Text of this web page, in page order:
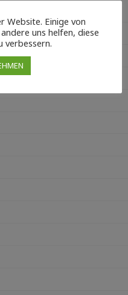
Website. Einige von
uns helfen, diese
verbessern.